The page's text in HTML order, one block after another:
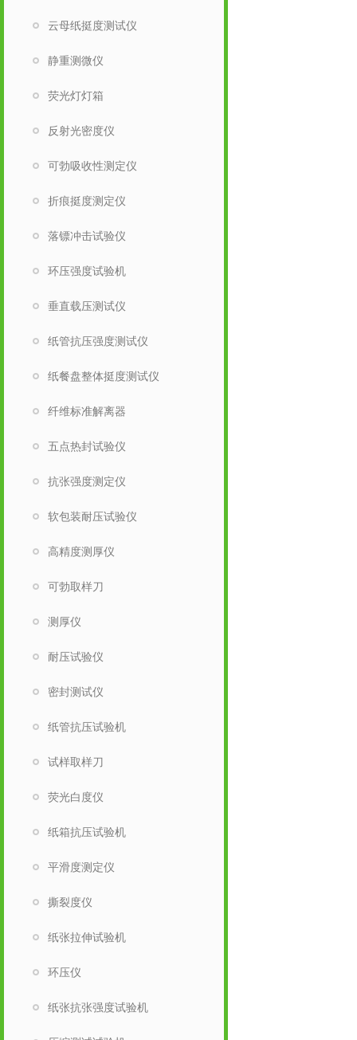
云母纸挺度测试仪
静重测微仪
荧光灯灯箱
反射光密度仪
可勃吸收性测定仪
折痕挺度测定仪
落镖冲击试验仪
环压强度试验机
垂直载压测试仪
纸管抗压强度测试仪
纸餐盘整体挺度测试仪
纤维标准解离器
五点热封试验仪
抗张强度测定仪
软包装耐压试验仪
高精度测厚仪
可勃取样刀
测厚仪
耐压试验仪
密封测试仪
纸管抗压试验机
试样取样刀
荧光白度仪
纸箱抗压试验机
平滑度测定仪
撕裂度仪
纸张拉伸试验机
环压仪
纸张抗张强度试验机